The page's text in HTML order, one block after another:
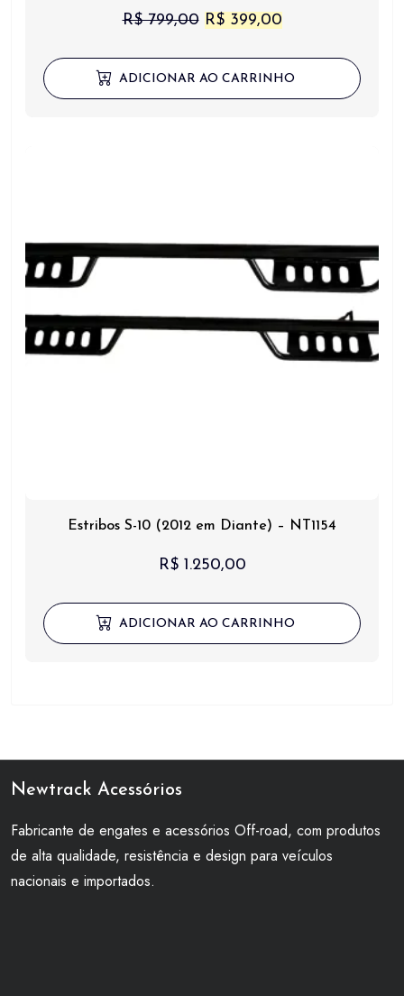
R$799,00 O
original
R$399,00O
atual
ADICIONAR AO CARRINHO
Estribos S-10 (2012 em Diante) – NT1154
R$1.250,00
ADICIONAR AO CARRINHO
Newtrack Acessórios
Fabricante de engates e acessórios Off-road, com produtos
de alta qualidade, resistência e design para veículos
nacionais e importados.